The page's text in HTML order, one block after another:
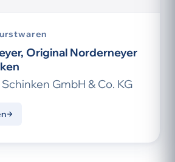
Original Norderneyer
GmbH & Co. KG